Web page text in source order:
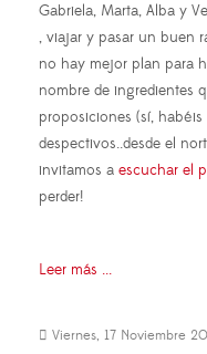
Gabriela, Marta, Alba y
, viajar y pasar un buen
no hay mejor plan para
nombre de ingredientes
proposiciones (sí,
despectivos..desde el
invitamos a escuchar el
perder!
Leer más ...
Viernes, 17 Noviembre